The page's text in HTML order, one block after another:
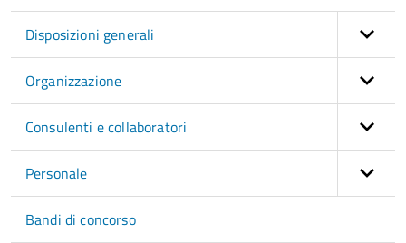
Disposizioni generali
Organizzazione
Consulenti e collaboratori
Personale
Bandi di concorso